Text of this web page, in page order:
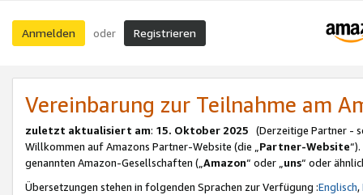
Anmelden oder Registrieren
Vereinbarung zur Teilnahme am
zuletzt aktualisiert am: 15. Oktober 2025 (Derzeitige Partner -
Willkommen auf Amazons Partner-Website (die „Partner-Website
genannten Amazon-Gesellschaften („Amazon“ oder „uns“ oder
Übersetzungen stehen in folgenden Sprachen zur Verfügung :Englisch,